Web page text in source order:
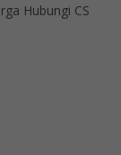
Hubungi CS